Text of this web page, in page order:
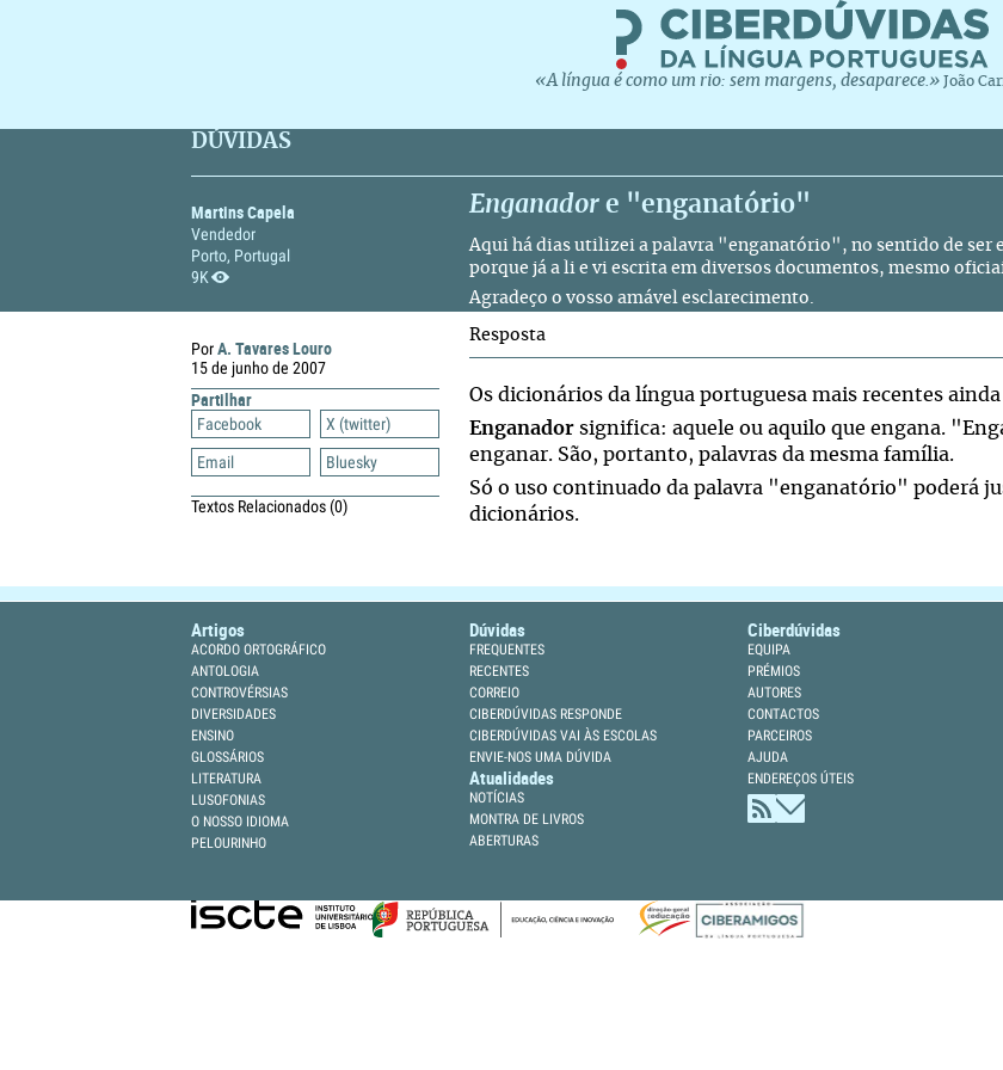
«A língua é como um rio: sem margens, desaparece.» João
DÚVIDAS
Martins Capela
Vendedor
Porto, Portugal
9K
Enganador e "enganatório"
Aqui há dias utilizei a palavra "enganatório", no sentido de ser
porque já a li e vi escrita em diversos documentos, mesmo
Agradeço o vosso amável esclarecimento.
PorA. Tavares Louro
15 de junho de 2007
Partilhar
Facebook
X (twitter)
Email
Bluesky
Textos Relacionados(0)
Resposta
Os dicionários da língua portuguesa mais recentes
Enganador significa: aquele ou aquilo que engana.
enganar. São, portanto, palavras da mesma família.
Só o uso continuado da palavra "enganatório" poderá
dicionários.
Artigos
ACORDO ORTOGRÁFICO
ANTOLOGIA
CONTROVÉRSIAS
DIVERSIDADES
ENSINO
GLOSSÁRIOS
LITERATURA
LUSOFONIAS
O NOSSO IDIOMA
PELOURINHO
Dúvidas
FREQUENTES
RECENTES
CORREIO
CIBERDÚVIDAS RESPONDE
CIBERDÚVIDAS VAI ÀS ESCOLAS
ENVIE-NOS UMA DÚVIDA
Atualidades
NOTÍCIAS
MONTRA DE LIVROS
ABERTURAS
Ciberdúvidas
EQUIPA
PRÉMIOS
AUTORES
CONTACTOS
PARCEIROS
AJUDA
ENDEREÇOS ÚTEIS